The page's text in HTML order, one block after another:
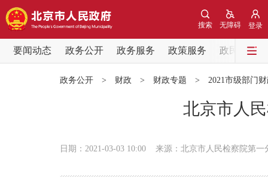
登录
无障碍
搜索
要闻动态 政务公开 政务服务 政策服务
政民互动
政务公开 > 财政 > 财政专题 > 2021市级部门
北京市人
日期：2021-03-03 10:00 来源：北京市人民检察院第一